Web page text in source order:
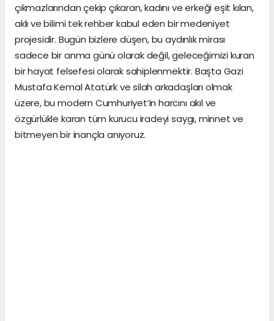
çıkmazlarından çekip çıkaran, kadını ve erkeği eşit kılan,
aklı ve bilimi tek rehber kabul eden bir medeniyet
projesidir. Bugün bizlere düşen, bu aydınlık mirası
sadece bir anma günü olarak değil, geleceğimizi kuran
bir hayat felsefesi olarak sahiplenmektir. Başta Gazi
Mustafa Kemal Atatürk ve silah arkadaşları olmak
üzere, bu modern Cumhuriyet’in harcını akıl ve
özgürlükle karan tüm kurucu iradeyi saygı, minnet ve
bitmeyen bir inançla anıyoruz.